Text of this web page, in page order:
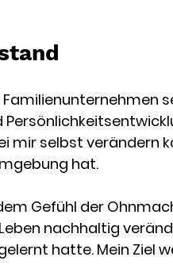
mir selbst verändern
hat.
Gefühl der
nachhaltig
hatte. Mein Ziel